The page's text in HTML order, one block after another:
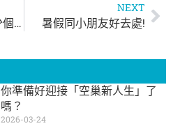
你知道世界上有多少個兒童節嗎？
NEXT
暑假同小朋友好去處!
你準備好迎接「空巢新人生」了
嗎？
2026-03-24